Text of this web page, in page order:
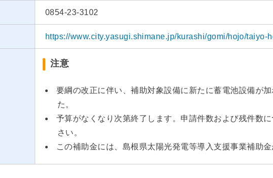
0854-23-3102
https://www.city.yasugi.shimane.jp/kurashi/gomi/hojo/taiyo-
注意
要綱の改正に伴い、補助対象設備に新たに蓄電池設備が
た。
予算がなくなり次第終了します。申請件数および残件数
さい。
この補助金には、島根県太陽光発電等導入支援事業補助金